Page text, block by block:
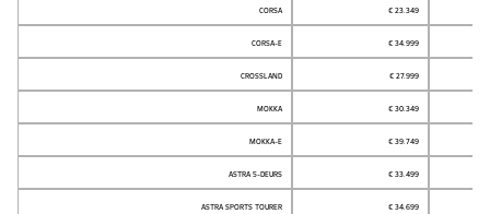
CORSA € 23.349
CORSA-E € 34.999
CROSSLAND € 27.999
MOKKA € 30.349
MOKKA-E € 39.749
ASTRA 5-DEURS € 33.499
ASTRA SPORTS TOURER € 34.699